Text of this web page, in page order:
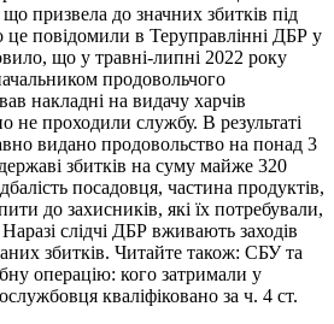
призвела до значних збитків під
це повідомили в Теруправлінні ДБР у
що у травні-липні 2022 року
продовольчого
накладні на видачу харчів
не проходили службу. В результаті
видано продовольство на понад 3
збитків на суму майже 320
посадовця, частина продуктів,
до захисників, які їх потребували,
слідчі ДБР вживають заходів
збитків. Читайте також: СБУ та
операцію: кого затримали у
кваліфіковано за ч. 4 ст.